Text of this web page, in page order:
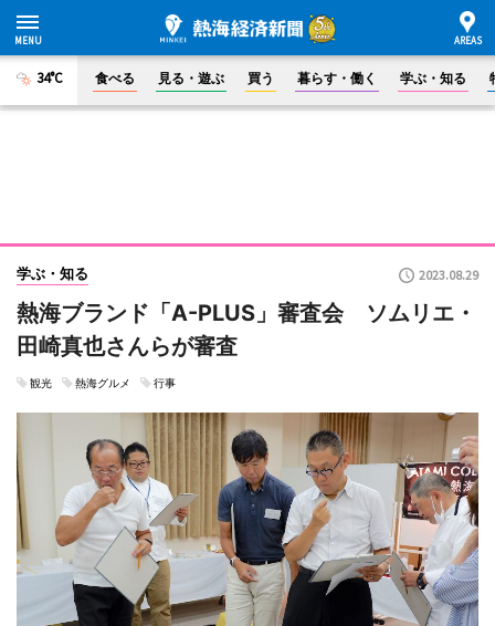
34°C 食べる 見る・遊ぶ 買う 暮らす・働く 学ぶ・知る
学ぶ・知る 2023.08.29
熱海ブランド「A-PLUS」審査会 ソムリエ・
田崎真也さんらが審査
観光 熱海グルメ 行事